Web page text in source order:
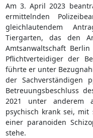
Am 3. April 2023
ermittelnden
gleichlautendem
Tiergarten, das den
Amtsanwaltschaft
Pflichtverteidiger der
führte er unter
der Sachverständigen
Betreuungsbeschluss
2021 unter anderem
psychisch krank sei,
einer paranoiden
stehe.